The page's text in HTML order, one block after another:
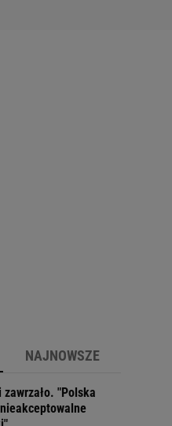
NAJNOWSZE
zawrzało. "Polska